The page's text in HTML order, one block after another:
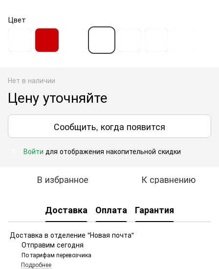
Цвет
Нет в наличии
Цену уточняйте
Сообщить, когда появится
Войти для отображения накопительной скидки
В избранное К сравнению
Доставка Оплата Гарантия
Доставка в отделение "Новая почта"
Отправим сегодня
По тарифам перевозчика
Подробнее